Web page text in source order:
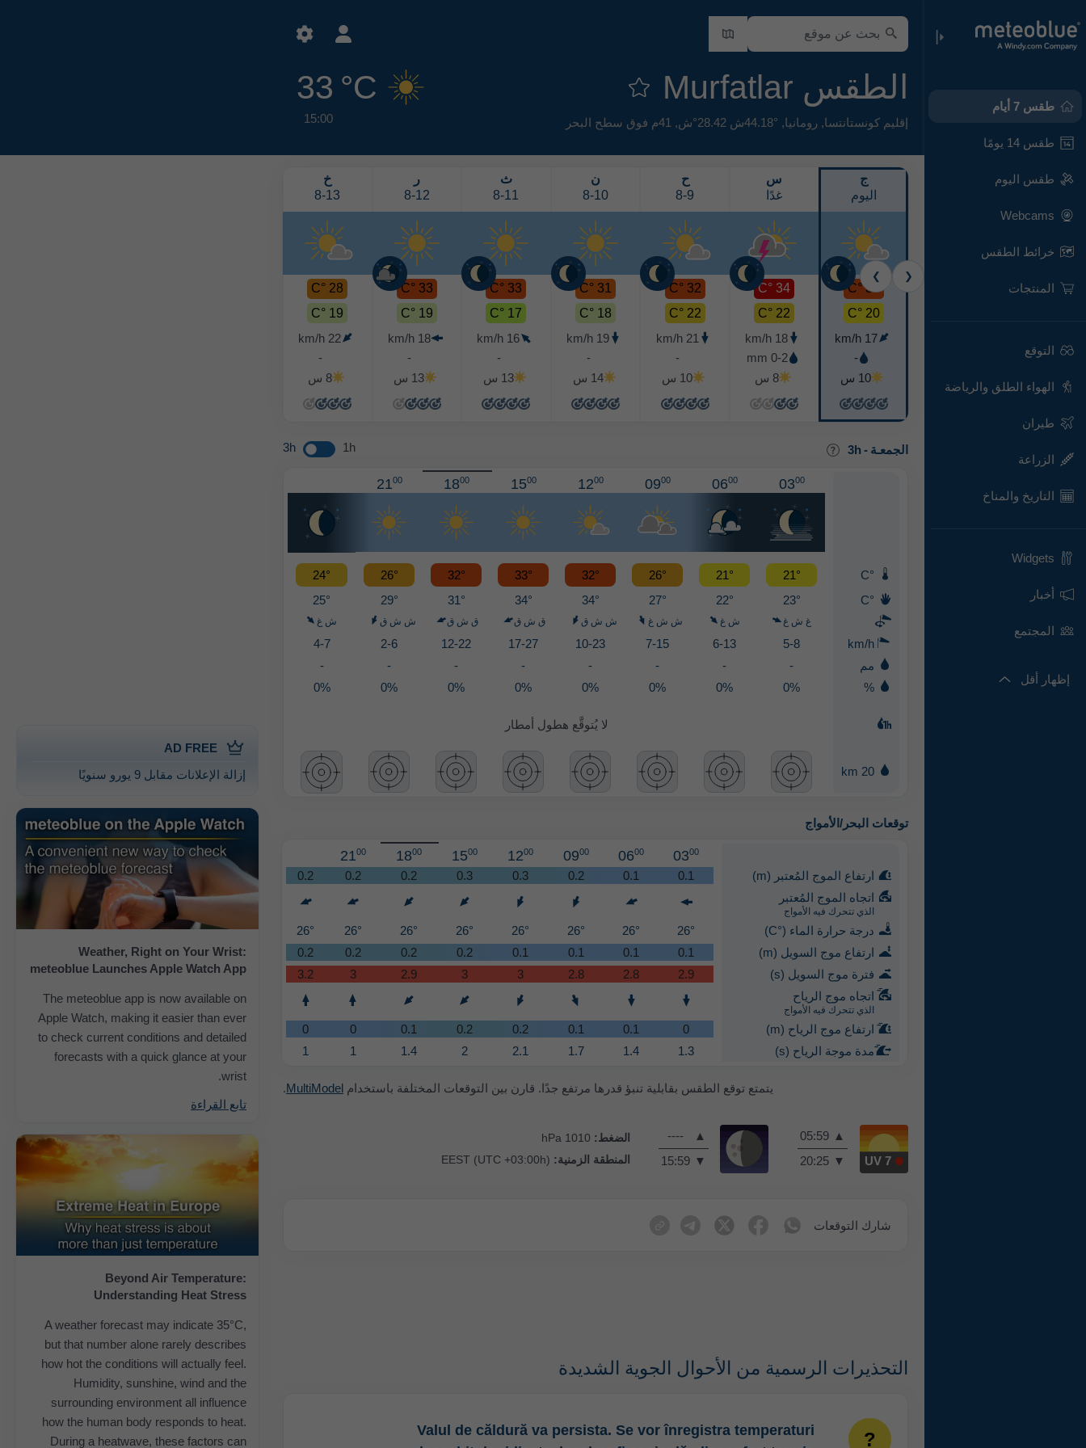
طقس 7 أيام
طقس 14 يومًا
طقس اليوم
Webcams
خرائط الطقس
المنتجات
التوقع
الهواء الطلق والرياضة
طيران
الزراعة
التاريخ والمناخ
Widgets
أخبار
المجتمع
إظهار أقل
الطقس Murfatlar
إقليم كونستانتسا, رومانيا, 44.18°ش 28.42°ش, 41م فوق سطح البحر
33 °C
15:00
AD FREE
إزالة الإعلانات مقابل 9 يورو سنويًا
Weather, Right on Your Wrist:
meteoblue Launches Apple Watch App
The meteoblue app is now available on
Apple Watch, making it easier than ever
to check current conditions and detailed
forecasts with a quick glance at your
wrist.
تابع القراءة
Beyond Air Temperature:
Understanding Heat Stress
A weather forecast may indicate 35°C,
but that number alone rarely describes
how hot the conditions will actually feel.
Humidity, sunshine, wind and the
surrounding environment all influence
how the human body responds to heat.
During a heatwave, these factors can
❮
ج
اليوم
33 °C
20 °C
17 km/h
-
10 س
س
غدًا
34 °C
22 °C
18 km/h
0-2 mm
8 س
ح
8-9
32 °C
22 °C
21 km/h
-
10 س
ن
8-10
31 °C
18 °C
19 km/h
-
14 س
ث
8-11
33 °C
17 °C
16 km/h
-
13 س
ر
8-12
33 °C
19 °C
18 km/h
-
13 س
خ
8-13
28 °C
19 °C
22 km/h
-
8 س
❯
الجمعـة -
3h
3h 1h
0300
0600
0900
1200
1500
1800
2100
°C
21°
21°
26°
32°
33°
32°
26°
24°
°C
23°
22°
27°
34°
34°
31°
29°
25°
غ ش غ ش غ ش ش غ ش ش ق ق ش ق ق ش ق ش ش ق ش غ
km/h
5-8
6-13
7-15
10-23
17-27
12-22
2-6
4-7
مم
-
-
-
-
-
-
-
-
%
0%
0%
0%
0%
0%
0%
0%
0%
لا يُتوقَّع هطول أمطار
20 km
توقعات البحر/الأمواج
0300
0600
0900
1200
1500
1800
2100
ارتفاع الموج المُعتبر (m) 0.1
0.1
0.2
0.3
0.3
0.2
0.2
0.2
اتجاه الموج المُعتبر
الذي تتحرك فيه الأمواج
درجة حرارة الماء (°C) 26°
26°
26°
26°
26°
26°
26°
26°
ارتفاع موج السويل (m)
0.1
0.1
0.1
0.1
0.2
0.2
0.2
0.2
فترة موج السويل (s)
2.9
2.8
2.8
3
3
2.9
3
3.2
اتجاه موج الرياح
الذي تتحرك فيه الأمواج
ارتفاع موج الرياح (m) 0
0.1
0.1
0.2
0.2
0.1
0
0
مدة موجة الرياح (s)
1.3
1.4
1.7
2.1
2
1.4
1
1
يتمتع توقع الطقس بقابلية تنبؤ قدرها مرتفع جدًا. قارن بين التوقعات المختلفة باستخدام MultiModel
.
UV 7
▲
05:59
▼
20:25
▲
----
▼
15:59
الضغط: 1010 hPa
المنطقة الزمنية: EEST (UTC +03:00h)
شارك التوقعات
التحذيرات الرسمية من الأحوال الجوية الشديدة
Valul de căldură va persista. Se vor înregistra temperaturi